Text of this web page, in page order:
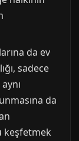
da ev
sadece
da
keşfetmek